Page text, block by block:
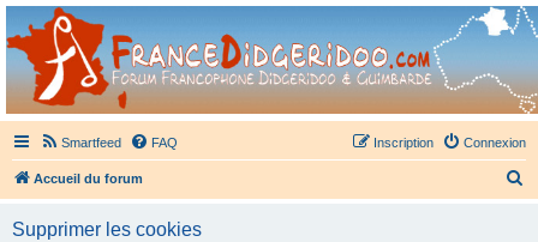
France Didgeridoo
Didgeridoo et Guimbarde sur France Didgeridoo - retrouvez la communauté.
Smartfeed FAQ Connexion
Inscription
Accueil du forum
Supprimer les cookies